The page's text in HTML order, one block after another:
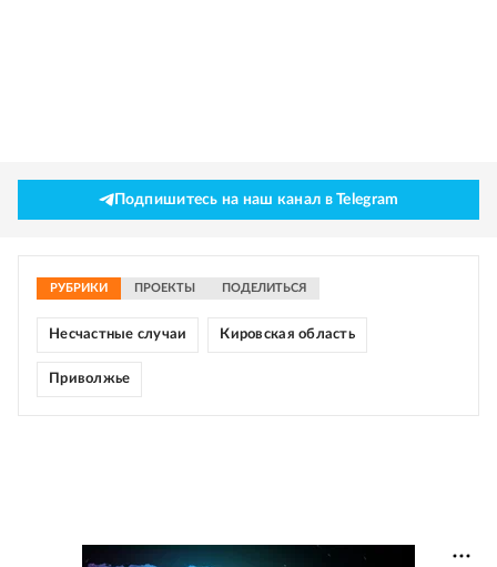
Подпишитесь на наш канал в Telegram
РУБРИКИ ПРОЕКТЫ ПОДЕЛИТЬСЯ
Несчастные случаи Кировская область
Приволжье